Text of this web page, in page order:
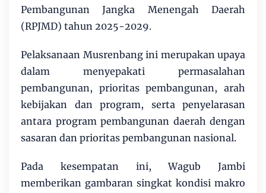
Pembangunan Jangka Menengah Daerah
(RPJMD) tahun 2025-2029.
Pelaksanaan Musrenbang ini merupakan upaya
dalam menyepakati permasalahan
pembangunan, prioritas pembangunan, arah
kebijakan dan program, serta penyelarasan
antara program pembangunan daerah dengan
sasaran dan prioritas pembangunan nasional.
Pada kesempatan ini, Wagub Jambi
memberikan gambaran singkat kondisi makro